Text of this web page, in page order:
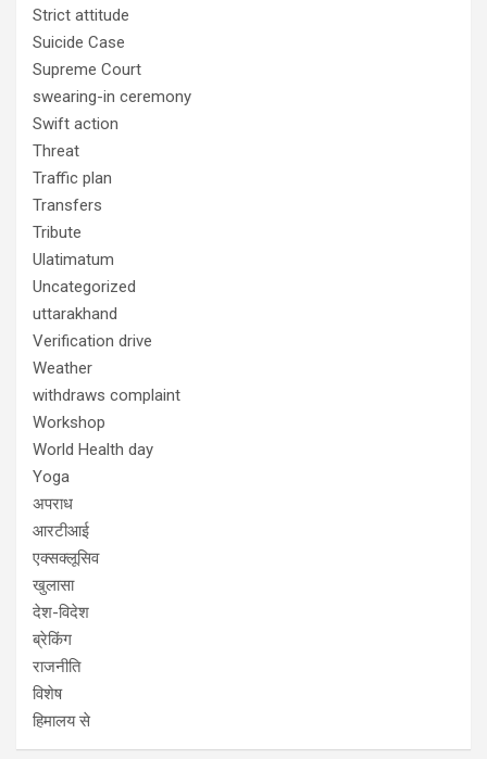
Strict attitude
Suicide Case
Supreme Court
swearing-in ceremony
Swift action
Threat
Traffic plan
Transfers
Tribute
Ulatimatum
Uncategorized
uttarakhand
Verification drive
Weather
withdraws complaint
Workshop
World Health day
Yoga
अपराध
आरटीआई
एक्सक्लूसिव
खुलासा
देश-विदेश
ब्रेकिंग
राजनीति
विशेष
हिमालय से